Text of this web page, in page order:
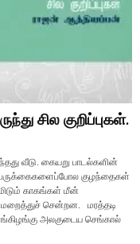
சில குறிப்புகள்.
வீடு. கையறு பாடல்களின்
பருக்கைகளைப்போல குழந்தைகள்
காகங்கள் மீன்
மறைத்துச் சென்றன. மரத்தடி
அலகுடைய செங்கால்